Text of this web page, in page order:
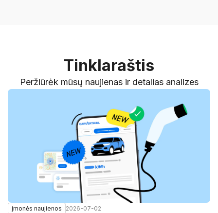
Tinklaraštis
Peržiūrėk mūsų naujienas ir detalias analizes
Įmonės naujienos 2026-07-02